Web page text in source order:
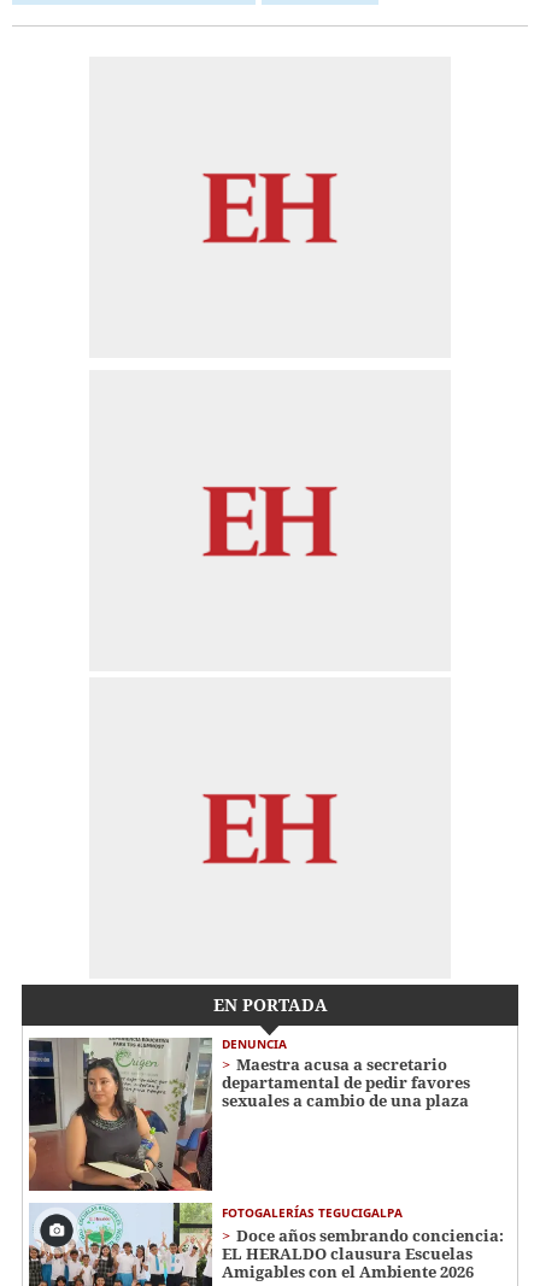
EN PORTADA
DENUNCIA
Maestra acusa a secretario
departamental de pedir favores
sexuales a cambio de una plaza
FOTOGALERÍAS TEGUCIGALPA
Doce años sembrando conciencia:
EL HERALDO clausura Escuelas
Amigables con el Ambiente 2026